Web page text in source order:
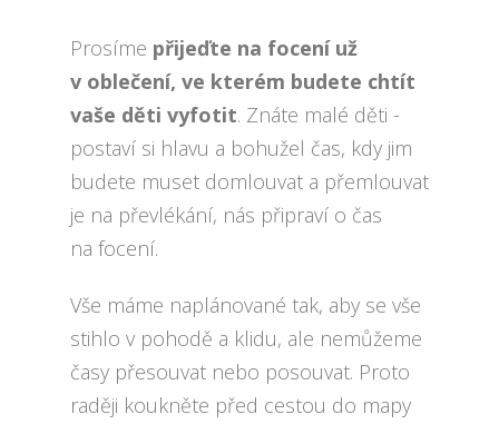
Prosíme přijeďte na focení už
v oblečení, ve kterém budete chtít
vaše děti vyfotit. Znáte malé děti -
postaví si hlavu a bohužel čas, kdy jim
budete muset domlouvat a přemlouvat
je na převlékání, nás připraví o čas
na focení.
Vše máme naplánované tak, aby se vše
stihlo v pohodě a klidu, ale nemůžeme
časy přesouvat nebo posouvat. Proto
raději koukněte před cestou do mapy